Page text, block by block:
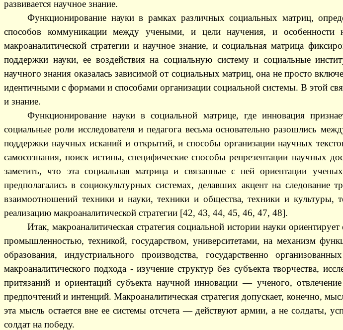
развивается научное знание.
Функционирование науки в рамках различных социальных матриц,
способов коммуникации между учеными, и цели научения, и особенности
макроаналитической стратегии и научное знание, и социальная матрица
поддержки науки, ее воздействия на социальную систему и социальные
научного знания оказалась зависимой от социальных матриц, она не просто
идентичными с формами и способами организации социальной системы. В этой
и знание.
Функционирование науки в социальной матрице, где инновация
социальные роли исследователя и педагога весьма основательно разошлись
поддержки научных исканий и открытий, и способы организации научных
самосознания, поиск истины, специфические способы репрезентации научных
заметить, что эта социальная матрица и связанные с ней ориентации
предполагались в социокультурных системах, делавших акцент на
взаимоотношений техники и науки, техники и общества, техники и
реализацию макроаналитической стратегии [42, 43, 44, 45, 46, 47, 48].
Итак, макроаналитическая стратегия социальной истории науки
промышленностью, техникой, государством, университетами, на механизм
образования, индустриального производства, государственно
макроаналитического подхода - изучение структур без субъекта творчества,
притязаний и ориентаций субъекта научной инновации — ученого,
предпочтений и интенций. Макроаналитическая стратегия допускает, конечно,
эта мысль остается вне ее системы отсчета — действуют армии, а не солдаты,
солдат на победу.